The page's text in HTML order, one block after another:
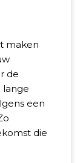
maken
de
lange
een
die